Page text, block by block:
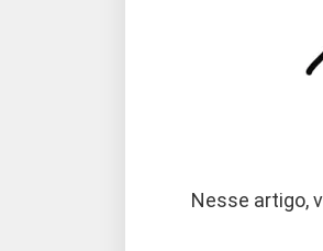
Nesse artigo,